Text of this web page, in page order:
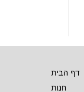
דף הבית
חנות